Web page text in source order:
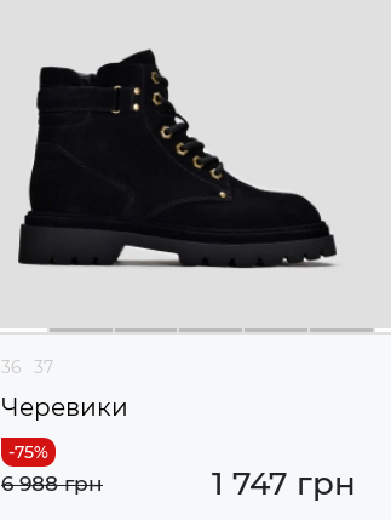
36 37
Черевики
1 747 грн
6 988 грн